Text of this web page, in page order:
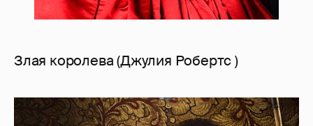
Злая королева (Джулия Робертс )